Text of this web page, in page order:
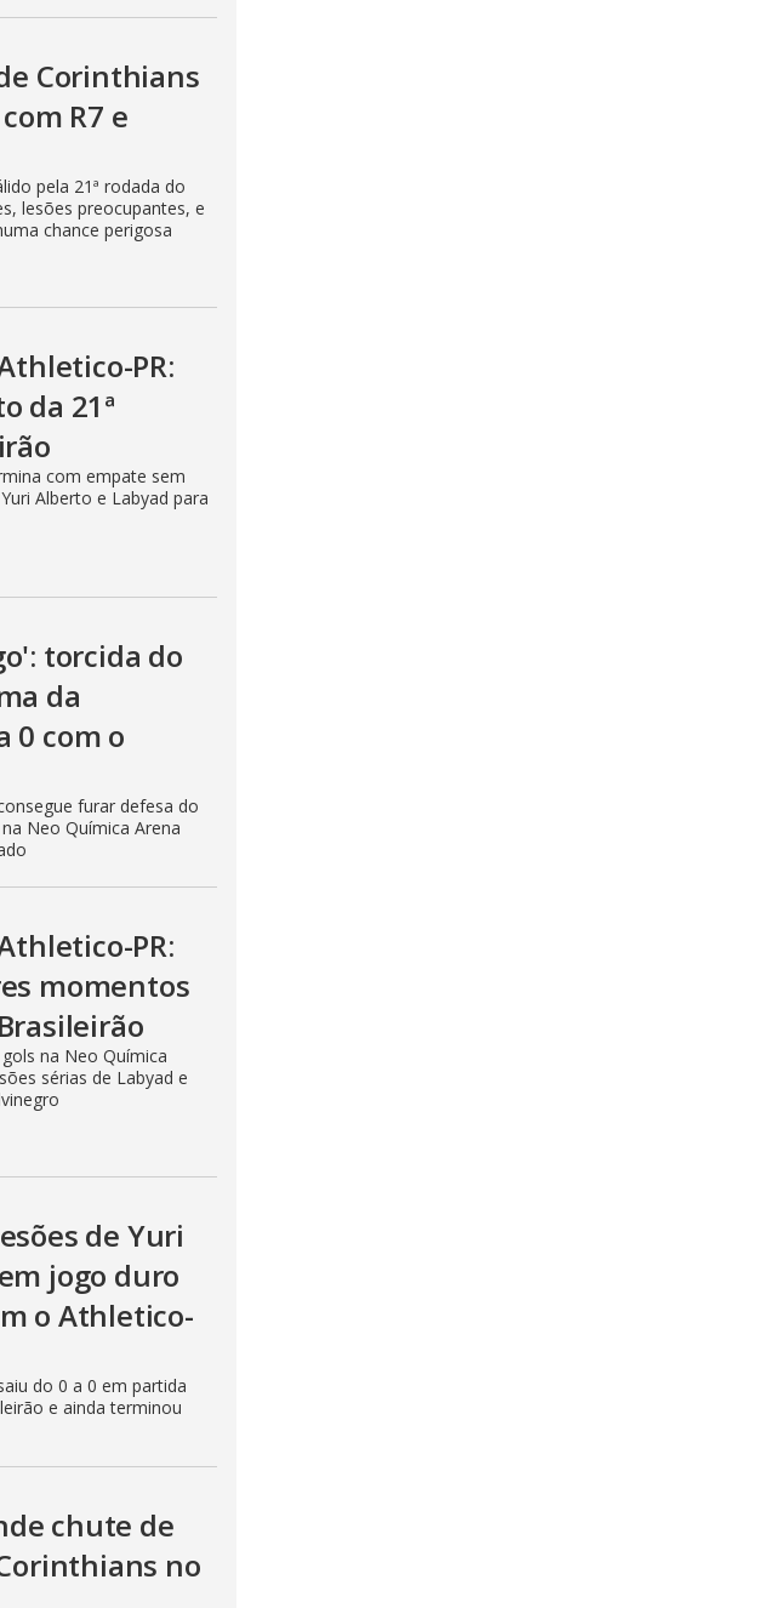
Corinthians
R7 e
pela 21ª rodada do
lesões preocupantes, e
chance perigosa
PR:
da 21ª
com empate sem
Alberto e Labyad para
torcida do
da
0 com o
furar defesa do
Neo Química Arena
PR:
momentos
na Neo Química
sérias de Labyad e
de Yuri
jogo duro
o Athletico-
do 0 a 0 em partida
e ainda terminou
chute de
no